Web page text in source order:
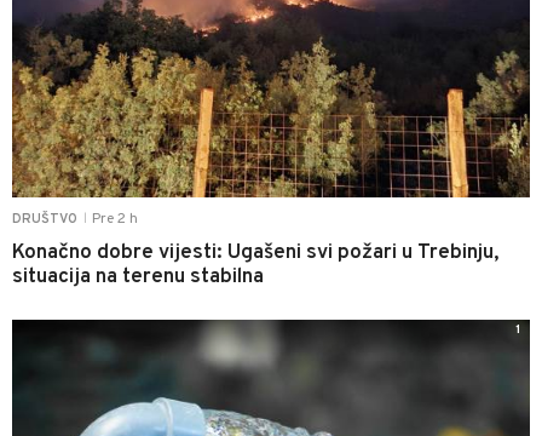
DRUŠTVO Pre 2 h
Konačno dobre vijesti: Ugašeni svi požari u Trebinju,
situacija na terenu stabilna
1